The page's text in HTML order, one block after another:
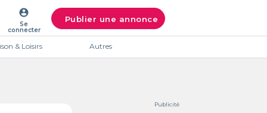
account_circle
Se
connecter
Publier une annonce
& Loisirs Autres
Publicité